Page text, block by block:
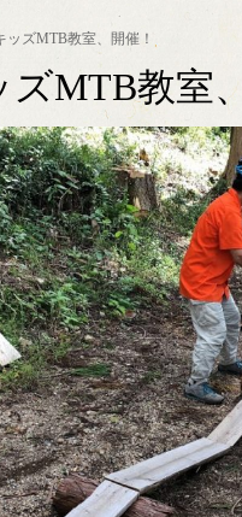
美山移住 国際
ド ウッドチッパー 薪割
煙突 里山
ッズMTB教室、開催！
ズMTB教室